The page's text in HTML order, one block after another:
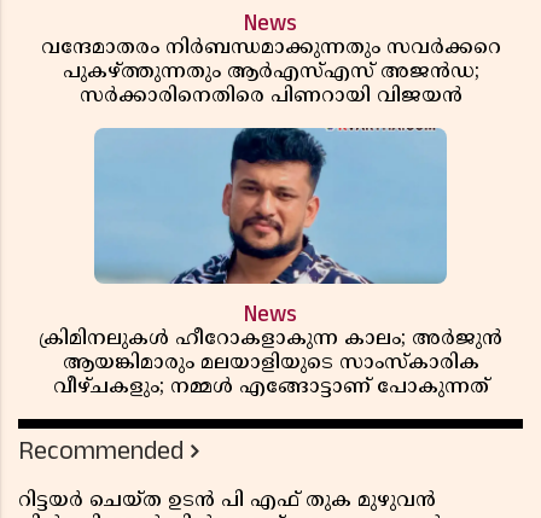
News
വന്ദേമാതരം നിർബന്ധമാക്കുന്നതും സവർക്കറെ
പുകഴ്ത്തുന്നതും ആർഎസ്എസ് അജൻഡ;
സർക്കാരിനെതിരെ പിണറായി വിജയൻ
News
ക്രിമിനലുകൾ ഹീറോകളാകുന്ന കാലം; അർജുൻ
ആയങ്കിമാരും മലയാളിയുടെ സാംസ്കാരിക
വീഴ്ചകളും; നമ്മൾ എങ്ങോട്ടാണ് പോകുന്നത്
Recommended
റിട്ടയർ ചെയ്ത ഉടൻ പി എഫ് തുക മുഴുവൻ